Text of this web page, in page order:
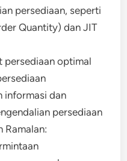
persediaan, seperti
Quantity) dan JIT
persediaan optimal
informasi dan
persediaan
Ramalan: